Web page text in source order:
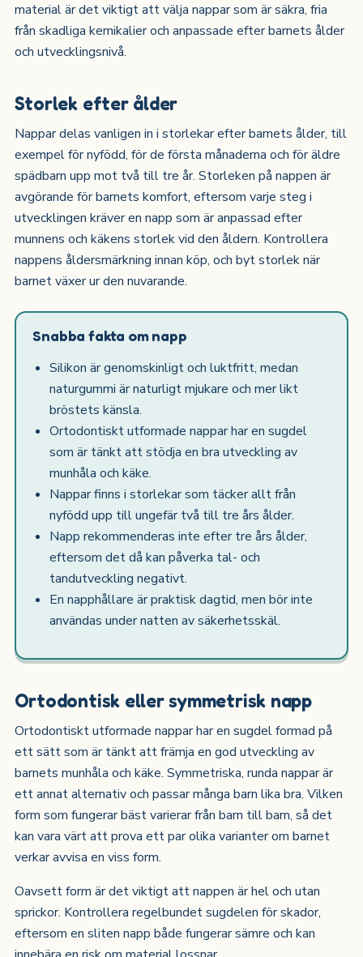
material är det viktigt att välja nappar som är säkra, fria
från skadliga kemikalier och anpassade efter barnets ålder
och utvecklingsnivå.
Storlek efter ålder
Nappar delas vanligen in i storlekar efter barnets ålder, till
exempel för nyfödd, för de första månaderna och för äldre
spädbarn upp mot två till tre år. Storleken på nappen är
avgörande för barnets komfort, eftersom varje steg i
utvecklingen kräver en napp som är anpassad efter
munnens och käkens storlek vid den åldern. Kontrollera
nappens åldersmärkning innan köp, och byt storlek när
barnet växer ur den nuvarande.
Snabba fakta om napp
Silikon är genomskinligt och luktfritt, medan
naturgummi är naturligt mjukare och mer likt
bröstets känsla.
Ortodontiskt utformade nappar har en sugdel
som är tänkt att stödja en bra utveckling av
munhåla och käke.
Nappar finns i storlekar som täcker allt från
nyfödd upp till ungefär två till tre års ålder.
Napp rekommenderas inte efter tre års ålder,
eftersom det då kan påverka tal- och
tandutveckling negativt.
En napphållare är praktisk dagtid, men bör inte
användas under natten av säkerhetsskäl.
Ortodontisk eller symmetrisk napp
Ortodontiskt utformade nappar har en sugdel formad på
ett sätt som är tänkt att främja en god utveckling av
barnets munhåla och käke. Symmetriska, runda nappar är
ett annat alternativ och passar många barn lika bra. Vilken
form som fungerar bäst varierar från barn till barn, så det
kan vara värt att prova ett par olika varianter om barnet
verkar avvisa en viss form.
Oavsett form är det viktigt att nappen är hel och utan
sprickor. Kontrollera regelbundet sugdelen för skador,
eftersom en sliten napp både fungerar sämre och kan